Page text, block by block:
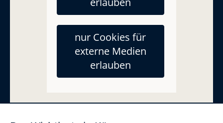
nur Cookies für
externe Medien
erlauben
Versicherungsschutz - einfach im
Vergleich abschließen »